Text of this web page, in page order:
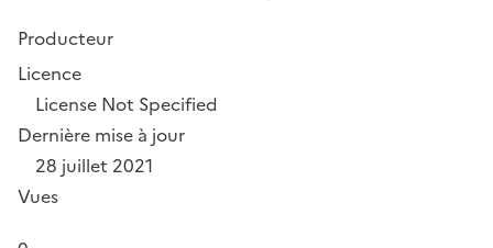
Producteur
Licence
License Not Specified
Dernière mise à jour
28 juillet 2021
Vues